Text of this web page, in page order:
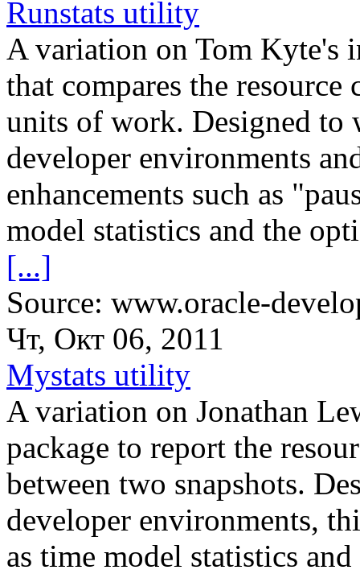
Runstats utility
A variation on Tom Kyte's
that compares the
units of work. Designed to
developer environments
enhancements such as
model statistics and the
[...]
Source: www.oracle-
Чт, Окт 06, 2011
Mystats utility
A variation on Jonathan
package to report the
between two snapshots.
developer environments,
as time model statistics